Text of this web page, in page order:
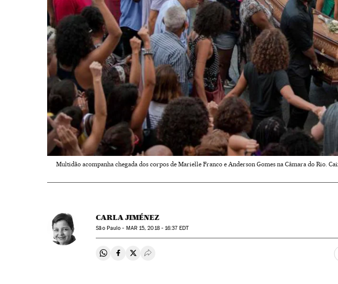
Multidão acompanha chegada dos corpos de Marielle Franco e Anderson Gomes na Câmara do Rio.
CARLA JIMÉNEZ
São Paulo - MAR15, 2018 - 16:37EDT
Compartir en Whatsapp
Compartir en Facebook
Compartir en Twitter
Desplegar Redes Sociales